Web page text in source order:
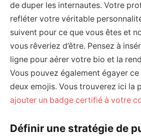
de duper les internautes. Votre
refléter votre véritable
suivent pour ce que vous êtes et
vous rêveriez d’être. Pensez à
ligne pour aérer votre bio et la
Vous pouvez également égayer
deux emojis. Vous trouverez ici la
ajouter un badge certifié à votre
Définir une stratégie de